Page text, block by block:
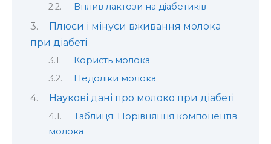
Вплив лактози на діабетиків
Плюси і мінуси вживання молока
при діабеті
Користь молока
Недоліки молока
Наукові дані про молоко при діабеті
Таблиця: Порівняння компонентів
молока